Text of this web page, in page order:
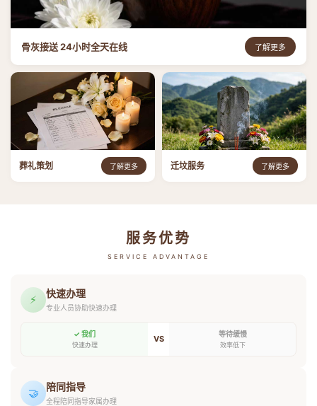
骨灰接送 24小时全天在线 了解更多
葬礼策划 了解更多 迁坟服务 了解更多
服务优势
SERVICE ADVANTAGE
⚡ 快速办理
专业人员协助快速办理
✓ 我们
快速办理
VS 等待缓慢
效率低下
🤝 陪同指导
全程陪同指导家属办理